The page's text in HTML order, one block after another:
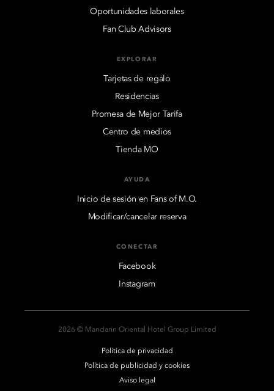
Oportunidades laborales
Fan Club Advisors
EXPLORAR
Tarjetas de regalo
Residencias
Promesa de Mejor Tarifa
Centro de medios
Tienda MO
AYUDA
Inicio de sesión en Fans of M.O.
Modificar/cancelar reserva
CONECTAR
Facebook
Instagram
2026 © Mandarin Oriental Hotel Group Limited
Política de privacidad
Política de publicidad y cookies
Aviso legal